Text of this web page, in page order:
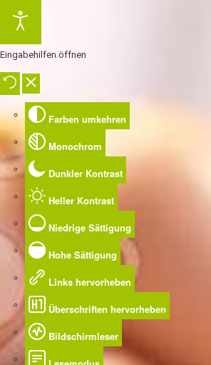
Eingabehilfen öffnen
Farben umkehren
Monochrom
Dunkler Kontrast
Heller Kontrast
Niedrige Sättigung
Hohe Sättigung
Links hervorheben
Überschriften hervorheben
Bildschirmleser